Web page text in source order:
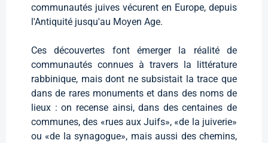
communautés juives vécurent en Europe, depuis
l'Antiquité jusqu'au Moyen Age.
Ces découvertes font émerger la réalité de
communautés connues à travers la littérature
rabbinique, mais dont ne subsistait la trace que
dans de rares monuments et dans des noms de
lieux : on recense ainsi, dans des centaines de
communes, des «rues aux Juifs», «de la juiverie»
ou «de la synagogue», mais aussi des chemins,